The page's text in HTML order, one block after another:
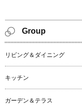
Group
リビング＆ダイニング
キッチン
ガーデン＆テラス